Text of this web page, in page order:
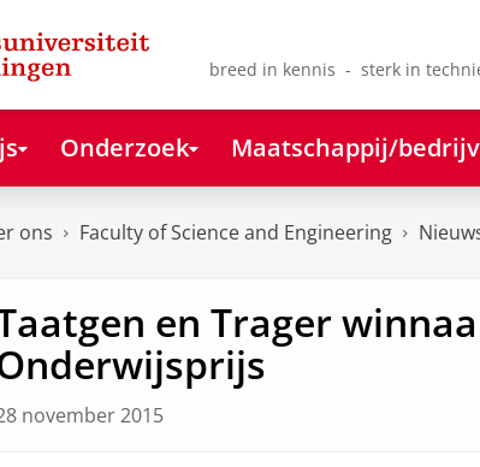
breed in kennis - sterk in
Onderzoek Maatschappij/
ons Faculty of Science and Engineering
en Trager
november 2015